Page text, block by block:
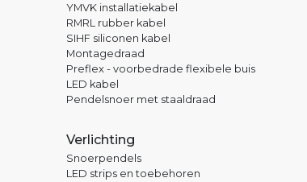
YMVK installatiekabel
RMRL rubber kabel
SIHF siliconen kabel
Montagedraad
Preflex - voorbedrade flexibele buis
LED kabel
Pendelsnoer met staaldraad
Verlichting
Snoerpendels
LED strips en toebehoren